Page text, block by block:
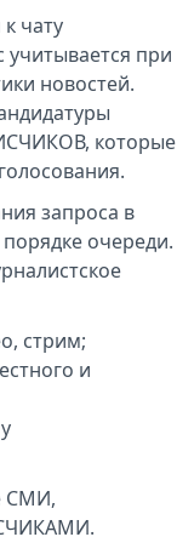
чату
при
новостей.
которые
запроса в
очереди.
стрим;
и
СМИ,